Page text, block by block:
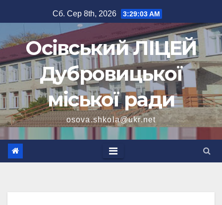
до
вмісту
Сб. Сер 8th, 2026 3:29:03 AM
Осівський ЛІЦЕЙ
Дубровицької
міської ради
osova.shkola@ukr.net